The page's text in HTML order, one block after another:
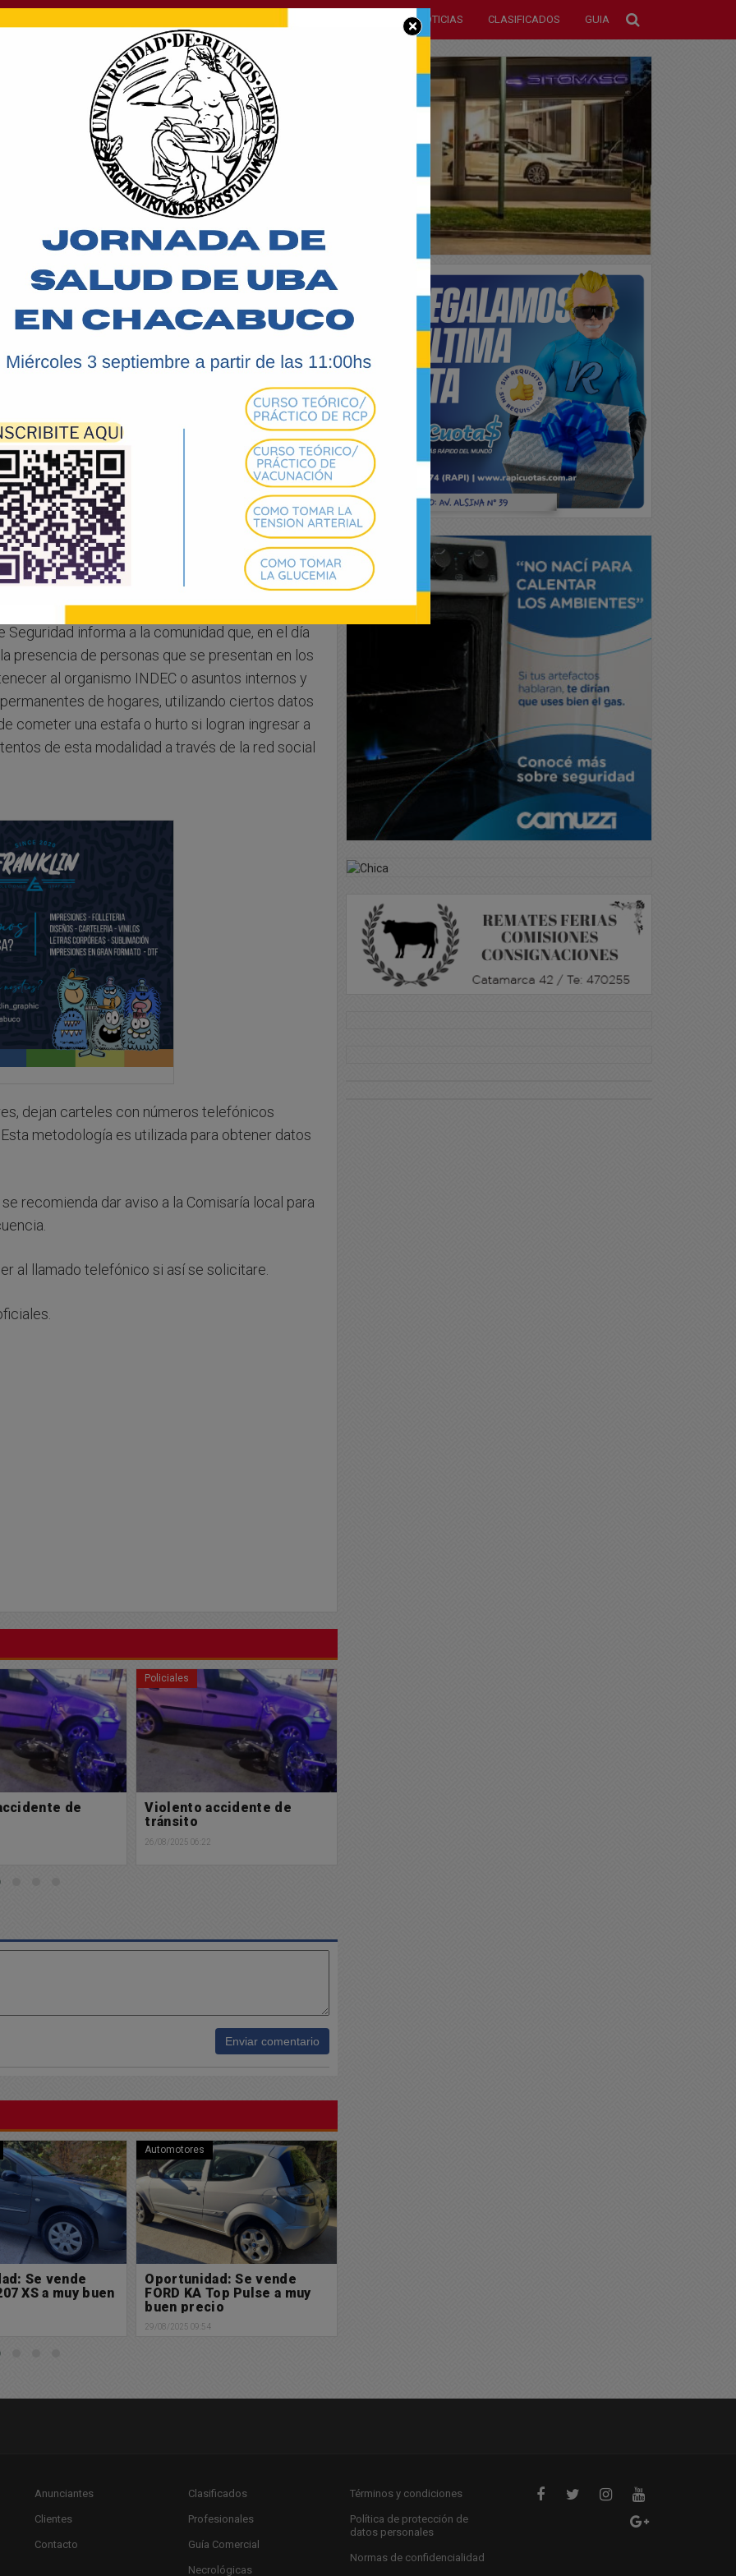
×NOTICIAS CLASIFICADOS GUIA
A tener mucho
con este cártel
Seguridad informa a la comunidad que, en el día
presencia de personas que se presentan en los
al organismo INDEC o asuntos internos y
de hogares, utilizando ciertos datos
cometer una estafa o hurto si logran ingresar a
de esta modalidad a través de la red social
dejan carteles con números telefónicos
metodología es utilizada para obtener datos
recomienda dar aviso a la Comisaría local para
al llamado telefónico si así se solicitare.
de
Policiales
Muy triste noticia: Un joven
fue hallado sin vida
25/08/2025 07:45
Enviar comentario
Se vende
Pulse a muy
Sociedad
Salida de los Bomberos
Voluntarios
27/08/2025 11:59
Anunciantes
Clientes
Contacto
Clasificados
Profesionales
Guía Comercial
Necrológicas
Términos y condiciones
Política de protección de
datos personales
Normas de confidencialidad